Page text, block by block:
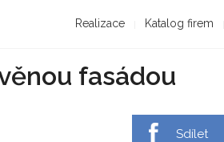
Realizace Katalog firem
fasádou
Sdílet